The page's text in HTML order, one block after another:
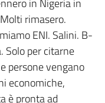
in Nigeria in
rimasero.
ENI. Salini. B-
Solo per citarne
persone vengano
economiche,
è pronta ad